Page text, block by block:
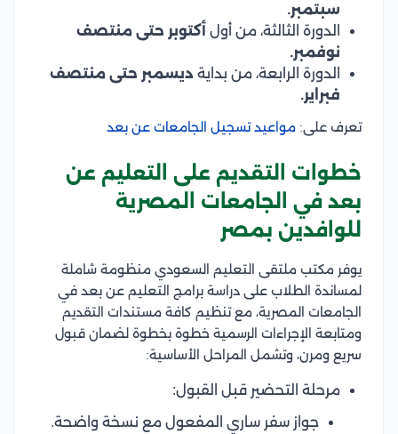
سبتمبر.
الدورة الثالثة، من أول أكتوبر حتى منتصف
نوفمبر.
الدورة الرابعة، من بداية ديسمبر حتى منتصف
فبراير.
تعرف على: مواعيد تسجيل الجامعات عن بعد
خطوات التقديم على التعليم عن
بعد في الجامعات المصرية
للوافدين بمصر
يوفر مكتب ملتقى التعليم السعودي منظومة شاملة
لمساندة الطلاب على دراسة برامج التعليم عن بعد في
الجامعات المصرية، مع تنظيم كافة مستندات التقديم
ومتابعة الإجراءات الرسمية خطوة بخطوة لضمان قبول
سريع ومرن، وتشمل المراحل الأساسية:
مرحلة التحضير قبل القبول:
جواز سفر ساري المفعول مع نسخة واضحة.